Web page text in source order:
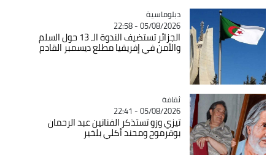
Catégorie
دبلوماسية
05/08/2026 - 22:58
الجزائر تستضيف الندوة الـ 13 حول السلم
والأمن في إفريقيا مطلع ديسمبر القادم
Catégorie
ثقافة
05/08/2026 - 22:41
تيزي وزو تستذكر الفنانين عبد الرحمان
بوقرموح ومحند أكلي بلخير